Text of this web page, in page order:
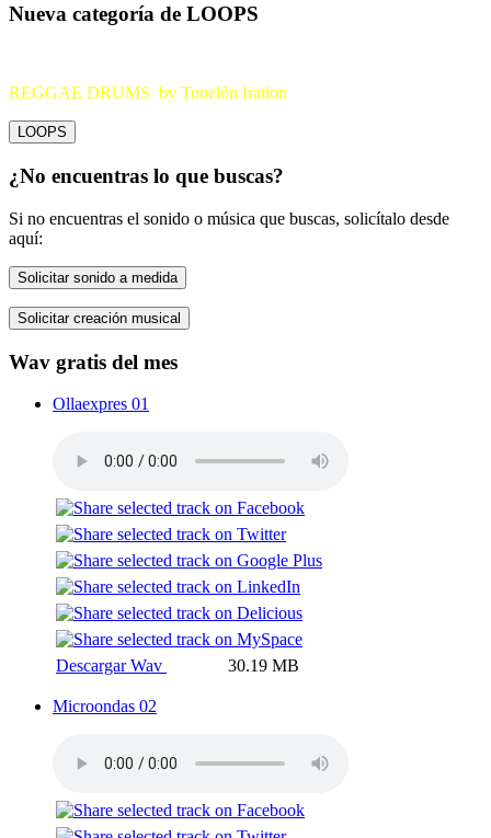
Nueva categoría de LOOPS
REGGAE DRUMS by Tunelón Iration
LOOPS
¿No encuentras lo que buscas?
Si no encuentras el sonido o música que buscas, solicítalo desde
aquí:
Solicitar sonido a medida
Solicitar creación musical
Wav gratis del mes
Ollaexpres 01
Descargar Wav 30.19 MB
Microondas 02